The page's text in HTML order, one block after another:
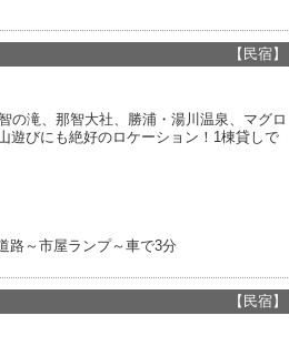
【民宿】
、那智大社、勝浦・湯川温泉、マグロ
びにも絶好のロケーション！1棟貸しで
～市屋ランプ～車で3分
【民宿】